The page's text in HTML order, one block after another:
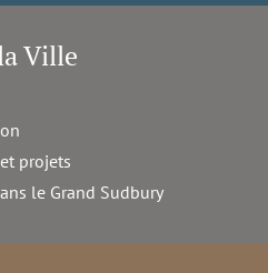
Ville
projets
le Grand Sudbury